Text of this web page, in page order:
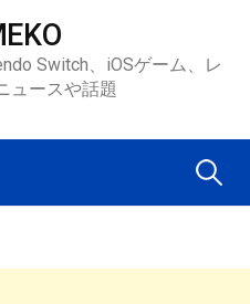
Switch、iOSゲーム、レ
ュースや話題
検